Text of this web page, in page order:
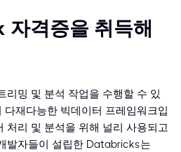
격증을 취득해
리밍 및 분석 작업을 수행할 수 있
재다능한 빅데이터 프레임워크입
처리 및 분석을 위해 널리 사용되고
발자들이 설립한 Databricks는